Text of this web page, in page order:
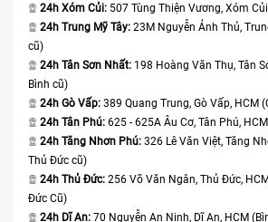
24h Xóm Củi: 507 Tùng Thiện Vương, Xóm
24h Trung Mỹ Tây: 23M Nguyễn Ảnh Thủ,
cũ)
24h Tân Sơn Nhất: 198 Hoàng Văn Thụ, Tân
Bình cũ)
24h Gò Vấp: 389 Quang Trung, Gò Vấp, HCM
24h Tân Phú: 625 - 625A Âu Cơ, Tân Phú,
24h Tăng Nhơn Phú: 326 Lê Văn Việt, Tăng
Thủ Đức cũ)
24h Thủ Đức: 256 Võ Văn Ngân, Thủ Đức,
Đức Cũ)
24h Dĩ An: 70 Nguyễn An Ninh, Dĩ An, HCM